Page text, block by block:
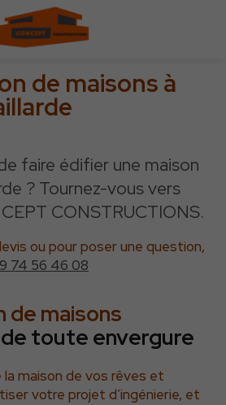
de maisons à
faire édifier une maison
? Tournez-vous vers
CONSTRUCTIONS.
ou pour poser une question,
74 56 46 08
maisons
toute envergure
maison de vos rêves et
votre projet d’ingénierie, et